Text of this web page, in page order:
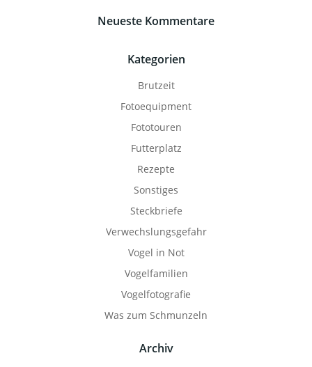
Neueste Kommentare
Kategorien
Brutzeit
Fotoequipment
Fototouren
Futterplatz
Rezepte
Sonstiges
Steckbriefe
Verwechslungsgefahr
Vogel in Not
Vogelfamilien
Vogelfotografie
Was zum Schmunzeln
Archiv